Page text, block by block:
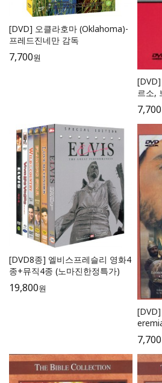
[DVD] 오클라호마 (Oklahoma)-
프레드진네만 감독
7,700원
르소,
7,700
[DVD8종] 엘비스프레슬리 영화4
종+뮤직4종 (노마진한정특가)
19,800원
[DVD]
7,700